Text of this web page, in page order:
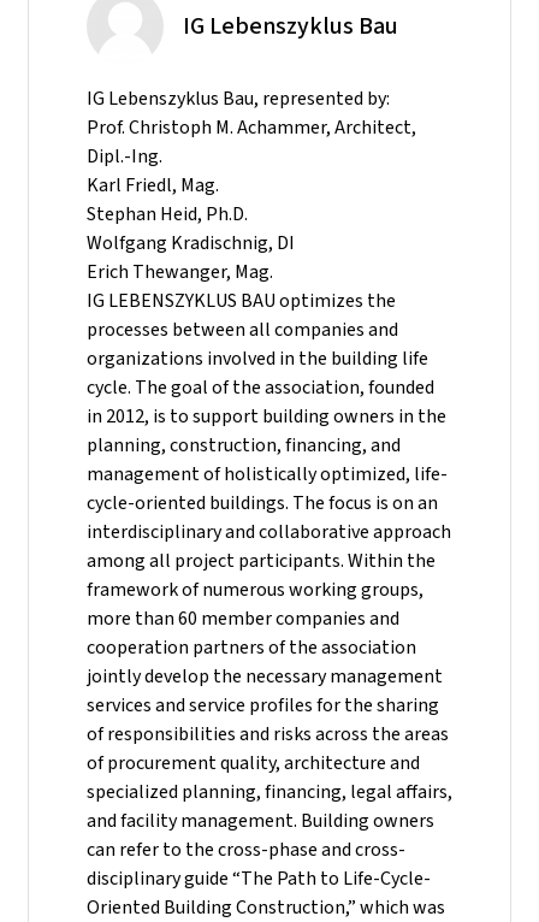
IG Lebenszyklus Bau
IG Lebenszyklus Bau, represented by:
Prof. Christoph M. Achammer, Architect,
Dipl.-Ing.
Karl Friedl, Mag.
Stephan Heid, Ph.D.
Wolfgang Kradischnig, DI
Erich Thewanger, Mag.
IG LEBENSZYKLUS BAU optimizes the
processes between all companies and
organizations involved in the building life
cycle. The goal of the association, founded
in 2012, is to support building owners in the
planning, construction, financing, and
management of holistically optimized, life-
cycle-oriented buildings. The focus is on an
interdisciplinary and collaborative approach
among all project participants. Within the
framework of numerous working groups,
more than 60 member companies and
cooperation partners of the association
jointly develop the necessary management
services and service profiles for the sharing
of responsibilities and risks across the areas
of procurement quality, architecture and
specialized planning, financing, legal affairs,
and facility management. Building owners
can refer to the cross-phase and cross-
disciplinary guide “The Path to Life-Cycle-
Oriented Building Construction,” which was